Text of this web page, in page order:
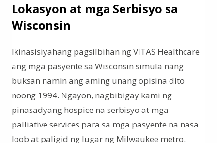
Lokasyon at mga Serbisyo sa
Wisconsin
Ikinasisiyahang pagsilbihan ng VITAS Healthcare
ang mga pasyente sa Wisconsin simula nang
buksan namin ang aming unang opisina dito
noong 1994. Ngayon, nagbibigay kami ng
pinasadyang hospice na serbisyo at mga
palliative services​​​​​​​ para sa mga pasyente na nasa
loob at paligid ng lugar ng Milwaukee metro.